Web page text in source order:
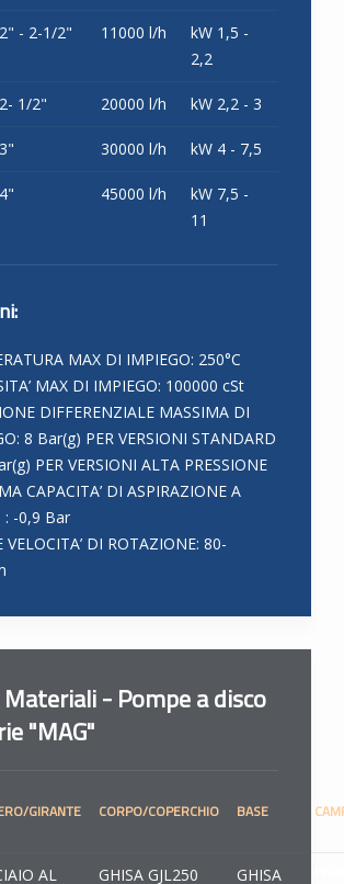
2" - 2-1/2" 11000 l/h
kW 1,5 -
2,2
2- 1/2" 20000 l/h kW 2,2 - 3
3" 30000 l/h kW 4 - 7,5
4" 45000 l/h
kW 7,5 -
11
MAX DI IMPIEGO: 250°C
MAX DI IMPIEGO: 100000 cSt
DIFFERENZIALE MASSIMA DI
8 Bar(g) PER VERSIONI STANDARD
PER VERSIONI ALTA PRESSIONE
CAPACITA’ DI ASPIRAZIONE A
: -0,9 Bar
VELOCITA’ DI ROTAZIONE: 80-
- Pompe a disco
"MAG"
GIRANTE CORPO/COPERCHIO BASE
AL GHISA GJL250 GHISA